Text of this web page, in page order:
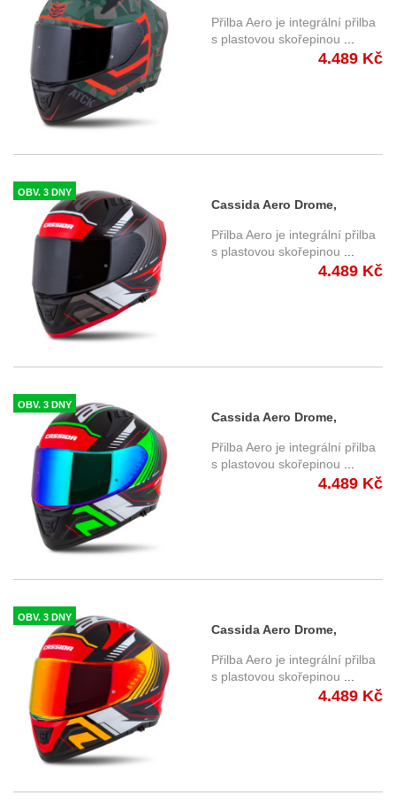
integrální přilba (2005)
zelená camo
Přilba Aero je integrální přilba
s plastovou skořepinou
4.489 Kč
OBV. 3 DNY
Cassida Aero Drome,
integrální přilba (1866)
Přilba Aero je integrální přilba
s plastovou skořepinou
4.489 Kč
OBV. 3 DNY
Cassida Aero Drome,
integrální přilba (1867)
Přilba Aero je integrální přilba
s plastovou skořepinou
4.489 Kč
OBV. 3 DNY
Cassida Aero Drome,
integrální přilba (1868)
Přilba Aero je integrální přilba
s plastovou skořepinou
4.489 Kč